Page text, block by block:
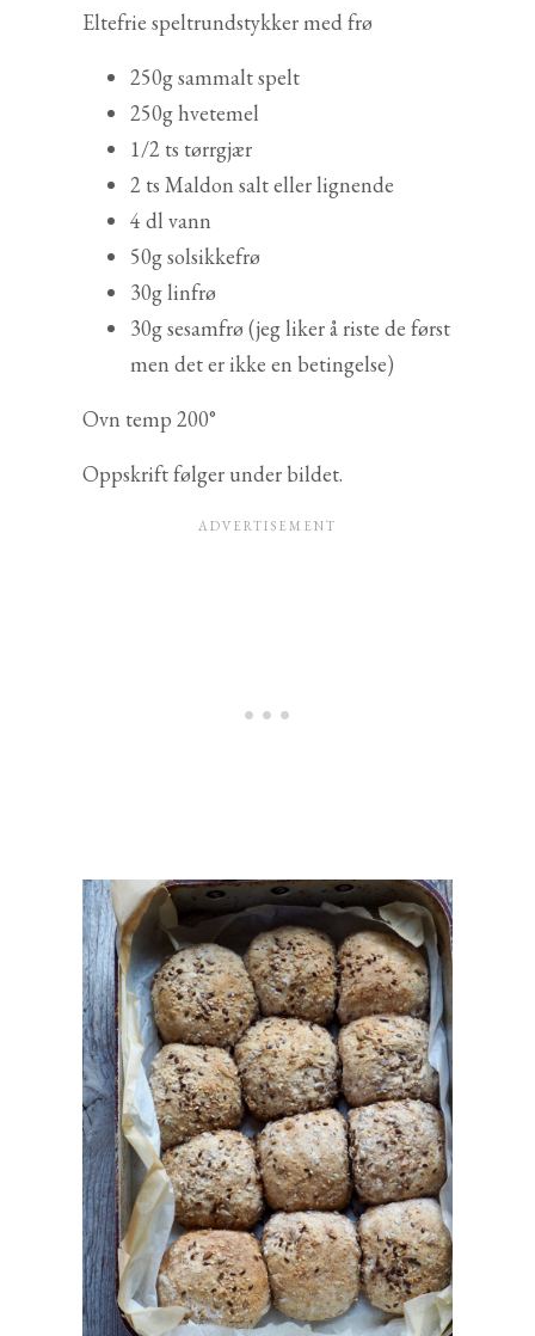
Eltefrie speltrundstykker med frø
250g sammalt spelt
250g hvetemel
1/2 ts tørrgjær
2 ts Maldon salt eller lignende
4 dl vann
50g solsikkefrø
30g linfrø
30g sesamfrø (jeg liker å riste de først
men det er ikke en betingelse)
Ovn temp 200°
Oppskrift følger under bildet.